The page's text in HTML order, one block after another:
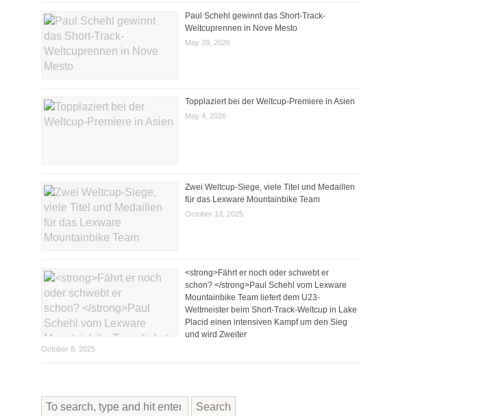
Paul Schehl gewinnt das Short-Track-
Weltcuprennen in Nove Mesto
May 28, 2026
Topplaziert bei der Weltcup-Premiere in Asien
May 4, 2026
Zwei Weltcup-Siege, viele Titel und Medaillen
für das Lexware Mountainbike Team
October 13, 2025
<strong>Fährt er noch oder schwebt er
schon? </strong>Paul Schehl vom Lexware
Mountainbike Team liefert dem U23-
Weltmeister beim Short-Track-Weltcup in Lake
Placid einen intensiven Kampf um den Sieg
und wird Zweiter
October 8, 2025
Search